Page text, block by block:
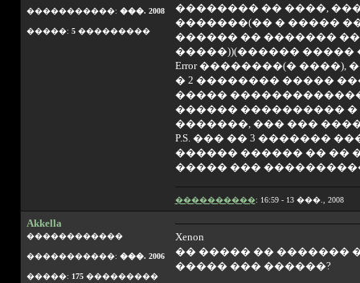
�����������: ���. 2008
�����: 5���������
�������� �� ����,
�������(�� � �����
������ �� �������
�����))(������ �����
Error ��������(�
� 2 �������� �����
�����
������ ���������� �
�������, ��� ���
P.S. ��� �� 3 �������
������ ������ �� ��
����� ���
����������: 16:59 - 13 ���., 2008
Akkella
������������
�����������: ���. 2006
�����: 175���������
Xenon
�� ����� �� �������
����� ��� ������?